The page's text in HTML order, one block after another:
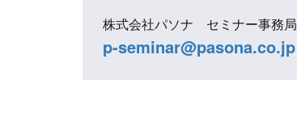
株式会社パソナ セミナー事務局
p-seminar@pasona.co.jp